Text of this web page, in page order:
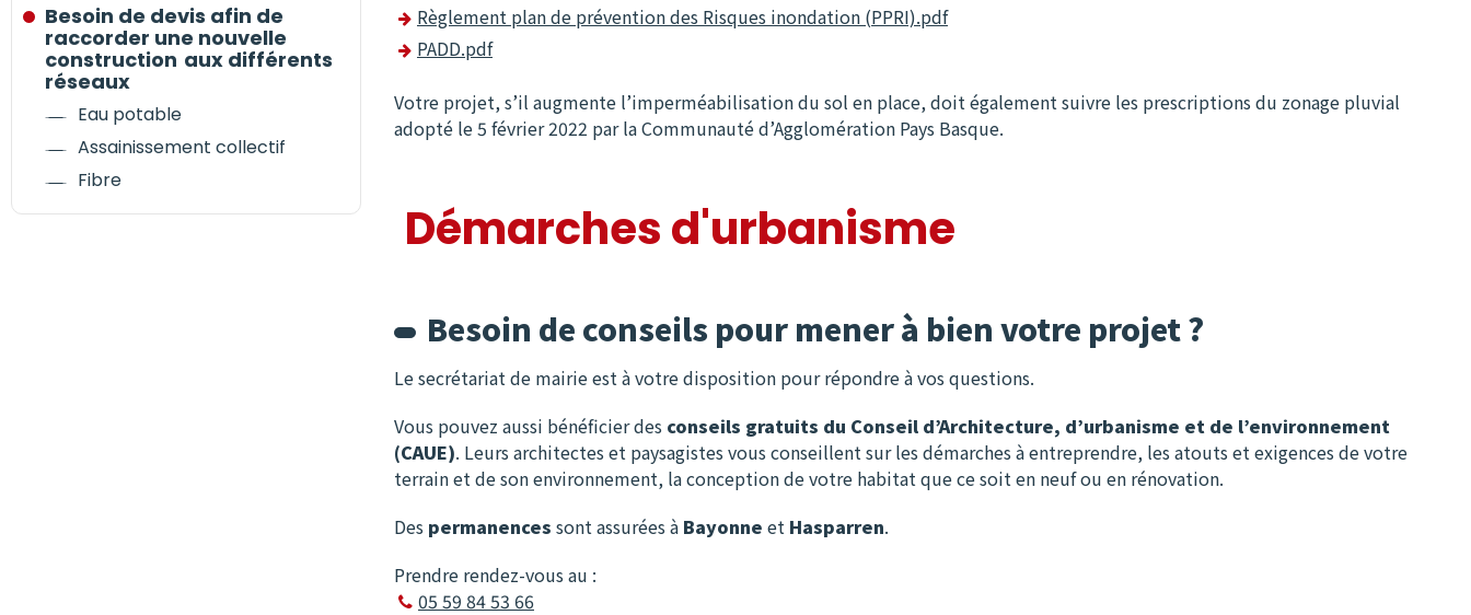
Besoin de devis afin de
raccorder une nouvelle
construction aux différents
réseaux
Eau potable
Assainissement collectif
Fibre
Règlement plan de prévention des Risques inondation (PPRI).pdf
PADD.pdf
Votre projet, s’il augmente l’imperméabilisation du sol en place, doit également suivre les prescriptions du zonage pluvial
adopté le 5 février 2022 par la Communauté d’Agglomération Pays Basque.
Démarches d'urbanisme
Besoin de conseils pour mener à bien votre projet ?
Le secrétariat de mairie est à votre disposition pour répondre à vos questions.
Vous pouvez aussi bénéficier des conseils gratuits du Conseil d’Architecture, d’urbanisme et de l’environnement
(CAUE). Leurs architectes et paysagistes vous conseillent sur les démarches à entreprendre, les atouts et exigences de votre
terrain et de son environnement, la conception de votre habitat que ce soit en neuf ou en rénovation.
Des permanences sont assurées à Bayonne et Hasparren.
Prendre rendez-vous au :
 05 59 84 53 66